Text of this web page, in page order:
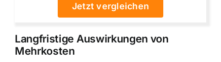
Jetzt vergleichen
Langfristige Auswirkungen von
Mehrkosten